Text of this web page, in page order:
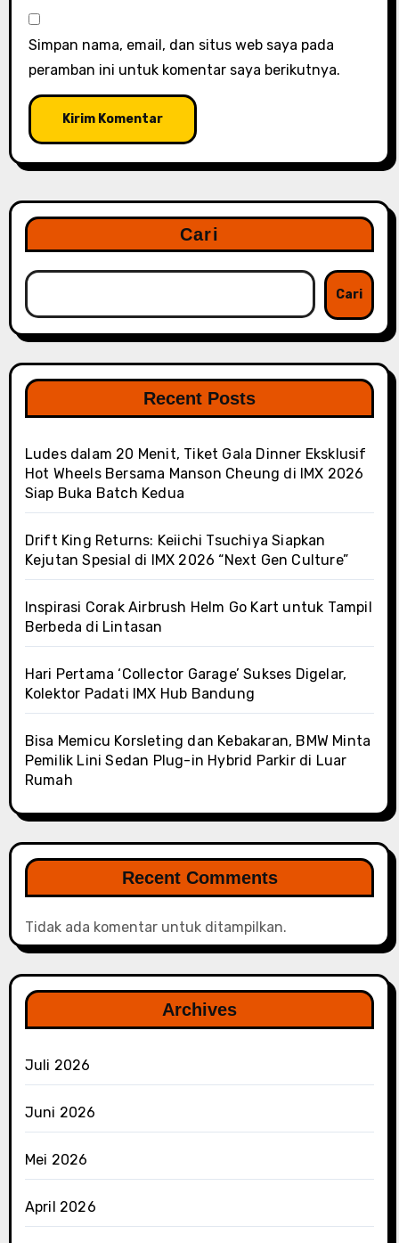
Simpan nama, email, dan situs web saya pada
peramban ini untuk komentar saya berikutnya.
Cari
Cari
Recent Posts
Ludes dalam 20 Menit, Tiket Gala Dinner Eksklusif
Hot Wheels Bersama Manson Cheung di IMX 2026
Siap Buka Batch Kedua
Drift King Returns: Keiichi Tsuchiya Siapkan
Kejutan Spesial di IMX 2026 “Next Gen Culture”
Inspirasi Corak Airbrush Helm Go Kart untuk Tampil
Berbeda di Lintasan
Hari Pertama ‘Collector Garage’ Sukses Digelar,
Kolektor Padati IMX Hub Bandung
Bisa Memicu Korsleting dan Kebakaran, BMW Minta
Pemilik Lini Sedan Plug-in Hybrid Parkir di Luar
Rumah
Recent Comments
Tidak ada komentar untuk ditampilkan.
Archives
Juli 2026
Juni 2026
Mei 2026
April 2026